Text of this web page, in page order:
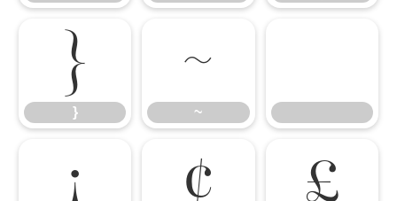
}
}
~
~
¡ ¢ £